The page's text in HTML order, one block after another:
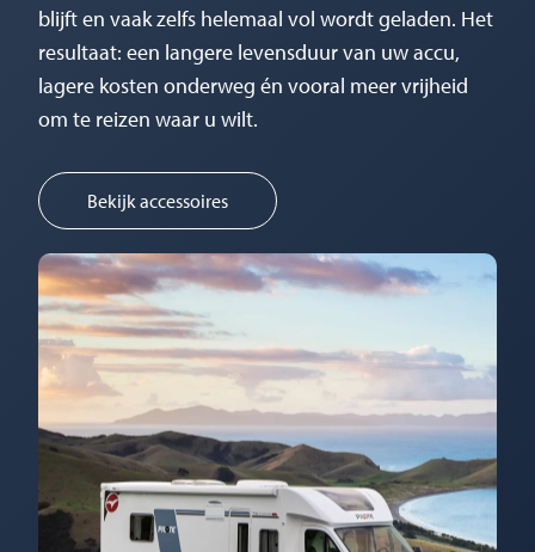
blijft en vaak zelfs helemaal vol wordt geladen. Het
resultaat: een langere levensduur van uw accu,
lagere kosten onderweg én vooral meer vrijheid
om te reizen waar u wilt.
Bekijk accessoires